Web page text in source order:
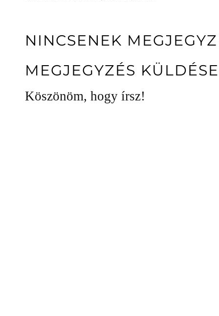
NINCSENEK
MEGJEGYZÉS KÜLDÉSE
Köszönöm, hogy írsz!